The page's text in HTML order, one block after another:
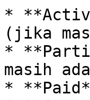
*
(jika
*
masih
*